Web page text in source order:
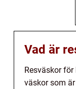
Vad är
Resväskor
väskor som